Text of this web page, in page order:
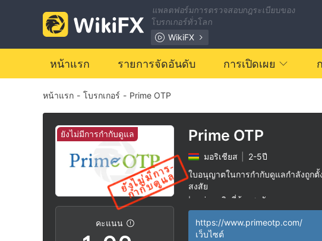
แพลตฟอร์มการตรวจสอบกฎระเบียบของ
โบรกเกอร์ทั่วโลก
WikiFX
หน้าแรก รายการจัดอันดับ การเปิดเผย
หน้าแรก - โบรกเกอร์ - Prime OTP
ยังไม่มีการกำกับดูแล
คะแนน
0
3
4
5
6
7
8
0
1
Prime OTP
มอริเชียส
2-5ปี
ใบอนุญาตในการกำกับดูแลกำลังถูกตั้
สงสัย
| กลุ่มธุรกิจที่ต้องสงสัย
|
https://www.primeotp.com/
เว็บไซต์